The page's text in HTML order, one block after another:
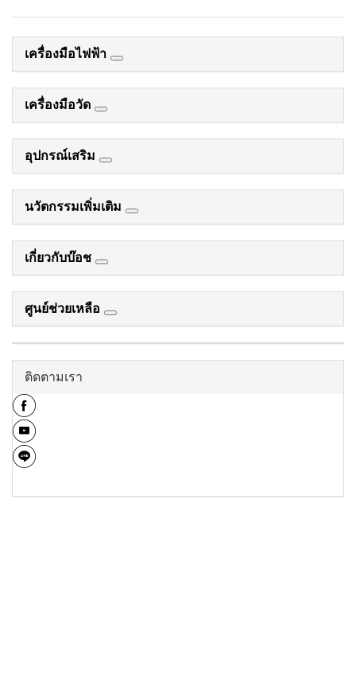
เครื่องมือไฟฟ้า
เครื่องมือวัด
อุปกรณ์เสริม
นวัตกรรมเพิ่มเติม
เกี่ยวกับบ๊อช
ศูนย์ช่วยเหลือ
ติดตามเรา